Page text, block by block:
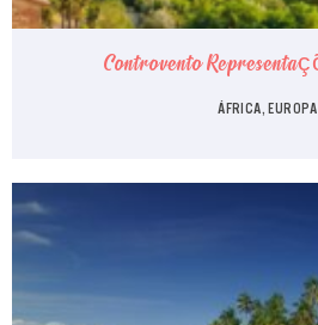
Controvento
ÁFRICA, EUROPA